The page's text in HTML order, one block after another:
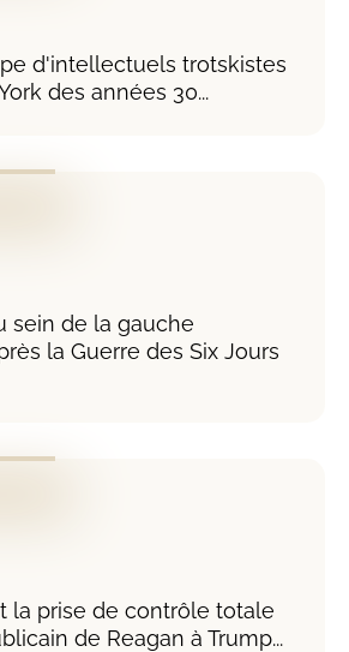
d'intellectuels trotskistes
des années 30...
sein de la gauche
la Guerre des Six Jours
la prise de contrôle totale
de Reagan à Trump...